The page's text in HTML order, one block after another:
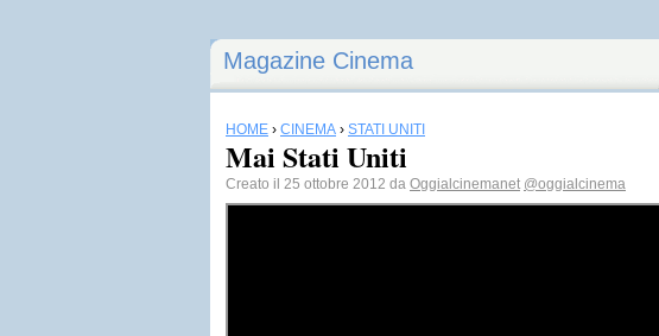
Magazine Cinema
HOME › CINEMA › STATI UNITI
Mai Stati Uniti
Creato il 25 ottobre 2012 da Oggialcinemanet @oggialcinema